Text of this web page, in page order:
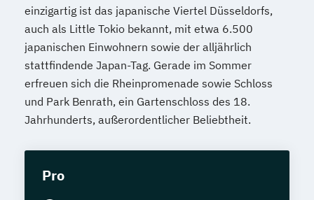
einzigartig ist das japanische Viertel Düsseldorfs,
auch als Little Tokio bekannt, mit etwa 6.500
japanischen Einwohnern sowie der alljährlich
stattfindende Japan-Tag. Gerade im Sommer
erfreuen sich die Rheinpromenade sowie Schloss
und Park Benrath, ein Gartenschloss des 18.
Jahrhunderts, außerordentlicher Beliebtheit.
Pro